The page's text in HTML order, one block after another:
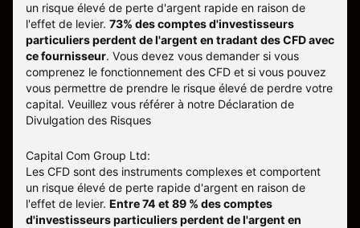
un risque élevé de perte d'argent rapide en raison de
l'effet de levier. 73% des comptes d'investisseurs
particuliers perdent de l'argent en tradant des CFD avec
ce fournisseur. Vous devez vous demander si vous
comprenez le fonctionnement des CFD et si vous pouvez
vous permettre de prendre le risque élevé de perdre votre
capital. Veuillez vous référer à notre Déclaration de
Divulgation des Risques
Capital Com Group Ltd:
Les CFD sont des instruments complexes et comportent
un risque élevé de perte rapide d'argent en raison de
l'effet de levier. Entre 74 et 89 % des comptes
d'investisseurs particuliers perdent de l'argent en